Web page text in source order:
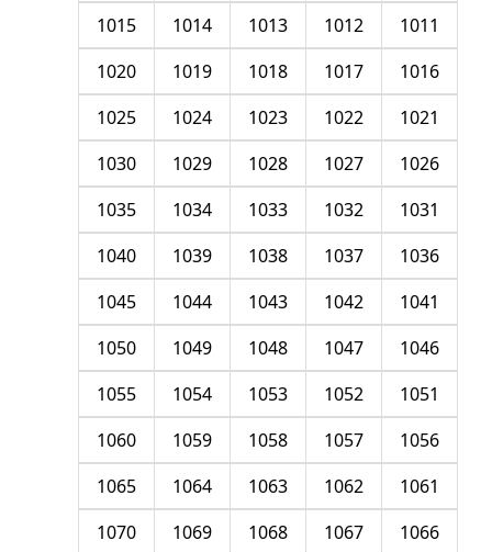
1011
1012
1013
1014
1015
1016
1017
1018
1019
1020
1021
1022
1023
1024
1025
1026
1027
1028
1029
1030
1031
1032
1033
1034
1035
1036
1037
1038
1039
1040
1041
1042
1043
1044
1045
1046
1047
1048
1049
1050
1051
1052
1053
1054
1055
1056
1057
1058
1059
1060
1061
1062
1063
1064
1065
1066
1067
1068
1069
1070